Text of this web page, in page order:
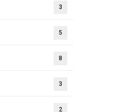
3
5
8
3
2